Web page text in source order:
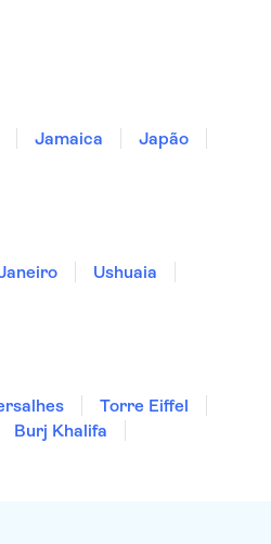
Jamaica
Japão
Ushuaia
Torre Eiffel
Burj Khalifa